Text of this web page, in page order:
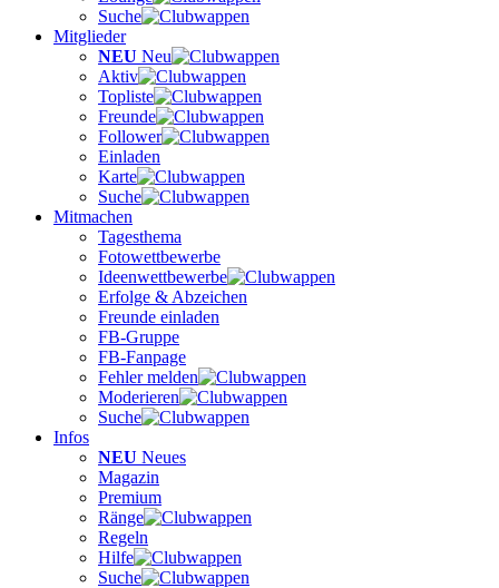
Suche
Mitglieder
NEU Neu
Aktiv
Topliste
Freunde
Follower
Einladen
Karte
Suche
Mitmachen
Tagesthema
Fotowettbewerbe
Ideenwettbewerbe
Erfolge & Abzeichen
Freunde einladen
FB-Gruppe
FB-Fanpage
Fehler melden
Moderieren
Suche
Infos
NEU Neues
Magazin
Premium
Ränge
Regeln
Hilfe
Suche